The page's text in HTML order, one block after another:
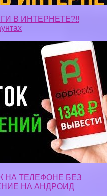
В ИНТЕРНЕТЕ?!!
НА ТЕЛЕФОНЕ БЕЗ
НА АНДРОИД